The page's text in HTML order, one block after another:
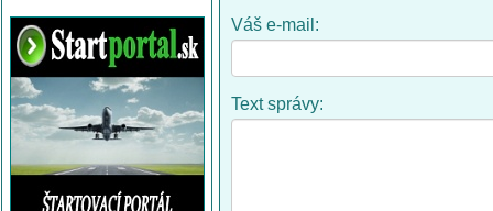
Váš e-mail:
Text správy: